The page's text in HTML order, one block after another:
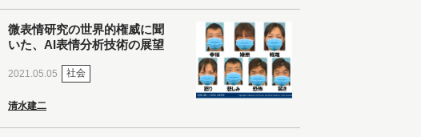
微表情研究の世界的権威に聞
いた、AI表情分析技術の展望
2021.05.05 社会
清水建二